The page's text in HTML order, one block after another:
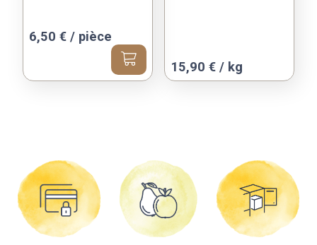
page
6,50 € / pièce
15,90 € / kg
Ce
produit
options
peuvent
être
choisies
sur